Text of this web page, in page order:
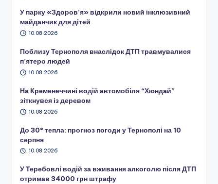
У парку «Здоров’я» відкрили новий інклюзивний
майданчик для дітей
10.08.2026
Поблизу Тернополя внаслідок ДТП травмувалися
п’ятеро людей
10.08.2026
На Кременеччині водій автомобіля “Хюндай”
зіткнувся із деревом
10.08.2026
До 30° тепла: прогноз погоди у Тернополі на 10
серпня
10.08.2026
У Теребовлі водій за вживання алкоголю після ДТП
отримав 34000 грн штрафу